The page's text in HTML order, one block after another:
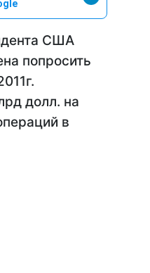
США
попросить
долл. на
в